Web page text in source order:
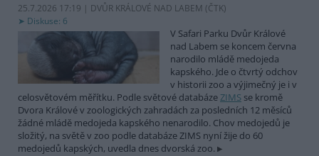
25.7.2026 17:19 | DVŮR KRÁLOVÉ NAD LABEM (ČTK)
Diskuse: 6
V Safari Parku Dvůr Králové
nad Labem se koncem června
narodilo mládě medojeda
kapského. Jde o čtvrtý odchov
v historii zoo a výjimečný je i v
celosvětovém měřítku. Podle světové databázeZIMS se kromě
Dvora Králové v zoologických zahradách za posledních 12 měsíců
žádné mládě medojeda kapského nenarodilo. Chov medojedů je
složitý, na světě v zoo podle databáze ZIMS nyní žije do 60
medojedů kapských, uvedla dnes dvorská zoo.